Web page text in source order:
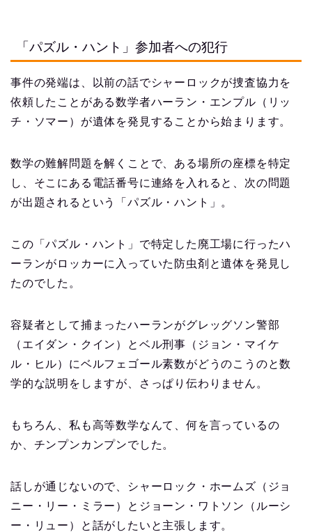
「パズル・ハント」参加者への犯行
事件の発端は、以前の話でシャーロックが捜査協力を
依頼したことがある数学者ハーラン・エンプル（リッ
チ・ソマー）が遺体を発見することから始まります。
数学の難解問題を解くことで、ある場所の座標を特定
し、そこにある電話番号に連絡を入れると、次の問題
が出題されるという「パズル・ハント」。
この「パズル・ハント」で特定した廃工場に行ったハ
ーランがロッカーに入っていた防虫剤と遺体を発見し
たのでした。
容疑者として捕まったハーランがグレッグソン警部
（エイダン・クイン）とベル刑事（ジョン・マイケ
ル・ヒル）にベルフェゴール素数がどうのこうのと数
学的な説明をしますが、さっぱり伝わりません。
もちろん、私も高等数学なんて、何を言っているの
か、チンプンカンプンでした。
話しが通じないので、シャーロック・ホームズ（ジョ
ニー・リー・ミラー）とジョーン・ワトソン（ルーシ
ー・リュー）と話がしたいと主張します。